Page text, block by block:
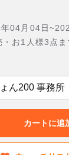
04月04日
お1人様3点ま
カートに追